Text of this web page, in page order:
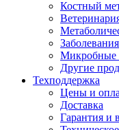
Костный
Микробные
Другие
Техподдержка
Цены и
Доставка
Гарантия и